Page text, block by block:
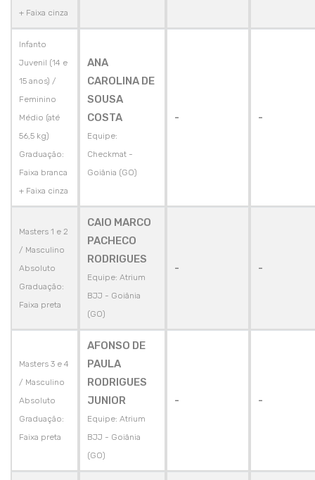
+ Faixa cinza
Infanto
Juvenil (14 e
15 anos) /
Feminino
Médio (até
56,5 kg)
Graduação:
Faixa branca
+ Faixa cinza
ANA
CAROLINA DE
SOUSA
COSTA
Equipe:
Checkmat -
Goiânia (GO)
- -
Masters 1 e 2
/ Masculino
Absoluto
Graduação:
Faixa preta
CAIO MARCO
PACHECO
RODRIGUES
Equipe: Atrium
BJJ - Goiânia
(GO)
- -
Masters 3 e 4
/ Masculino
Absoluto
Graduação:
Faixa preta
AFONSO DE
PAULA
RODRIGUES
JUNIOR
Equipe: Atrium
BJJ - Goiânia
(GO)
- -